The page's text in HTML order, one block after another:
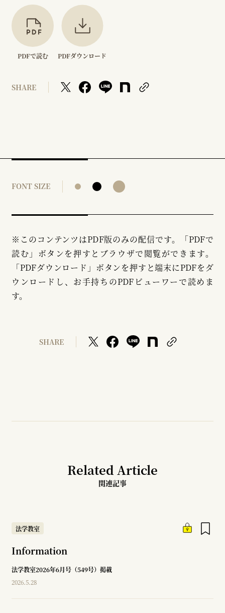
PDFで読む PDFダウンロード
SHARE
FONT SIZE
※このコンテンツはPDF版のみの配信です。「PDFで
読む」ボタンを押すとブラウザで閲覧ができます。
「PDFダウンロード」ボタンを押すと端末にPDFをダ
ウンロードし、お手持ちのPDFビューワーで読めま
す。
SHARE
Related Article
関連記事
法学教室
Information
法学教室2026年6月号（549号）掲載
2026.5.28